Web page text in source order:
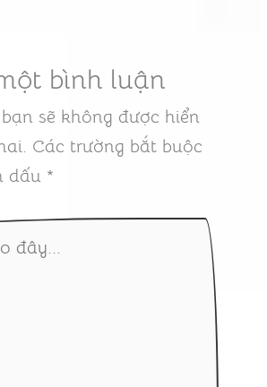
bình luận
sẽ không được hiển
Các trường bắt buộc
dấu *